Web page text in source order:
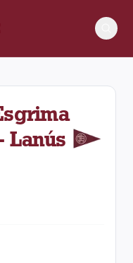
y Esgrima (La
Lanús